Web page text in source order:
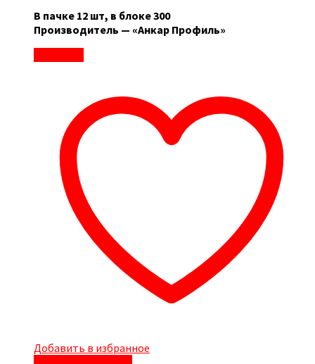
В пачке 12 шт, в блоке 300
Производитель — «Анкар Профиль»
Добавить в избранное